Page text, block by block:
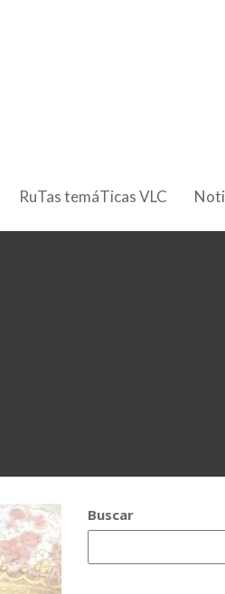
RuTas temáTicas VLC
Buscar